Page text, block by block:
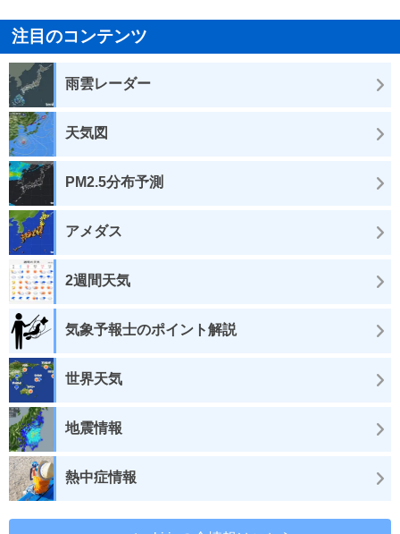
注目のコンテンツ
雨雲レーダー
天気図
PM2.5分布予測
アメダス
2週間天気
気象予報士のポイント解説
世界天気
地震情報
熱中症情報